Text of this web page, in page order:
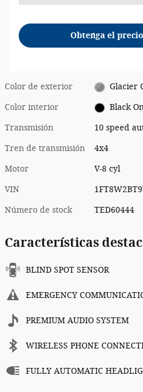
Obtenga el
Color de exterior Glacier
Color interior Black
Transmisión 10 speed
Tren de transmisión 4x4
Motor V-8 cyl
VIN
Número de stock TED60444
Características
BLIND SPOT SENSOR
EMERGENCY
PREMIUM AUDIO SYSTEM
WIRELESS PHONE
FULLY AUTOMATIC